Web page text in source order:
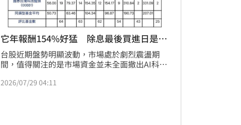
機分批佈局長線投資機會，目前評價面已進入長
期合理的低檔區間。
它年報酬154%好猛 除息最後買進日是這
天
台股近期盤勢明顯波動，市場處於劇烈震盪期
間，值得關注的是市場資金並未全面撤出AI科技
顯示投資人趁市場修正時積極布局。其中成分股
2026/07/29 04:11